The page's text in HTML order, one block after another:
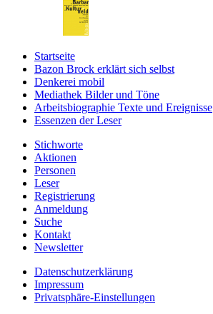
Startseite
Bazon Brock erklärt sich selbst
Denkerei mobil
Mediathek Bilder und Töne
Arbeitsbiographie Texte und Ereignisse
Essenzen der Leser
Stichworte
Aktionen
Personen
Leser
Registrierung
Anmeldung
Suche
Kontakt
Newsletter
Datenschutzerklärung
Impressum
Privatsphäre-Einstellungen